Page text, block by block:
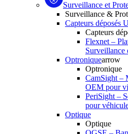
Surveillance et
Surveillance &
Capteurs déposés
Capteurs
Flexnet –
Surveillance
Optroniquearrow
Optronique
CamSight –
OEM pour
PeriSight –
pour
Optique
Optique